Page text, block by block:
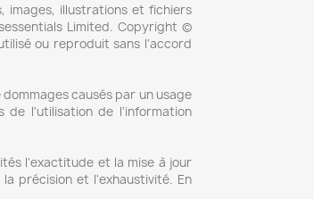
images, illustrations et fichiers
Limited. Copyright ©
ou reproduit sans l'accord
causés par un usage
de l'utilisation de l'information
l'exactitude et la mise à jour
précision et l'exhaustivité. En